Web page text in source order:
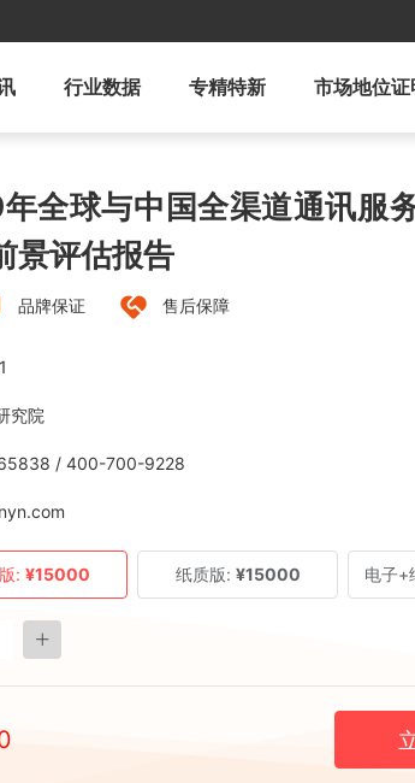
行业数据 专精特新 市场地位证
全球与中国全渠道通讯服
景评估报告
品牌保证 售后保障
究院
/ 400-700-9228
: ¥15000 纸质版: ¥15000 电子+